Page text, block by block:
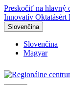
Preskočiť na hlavný
Innovatív Oktatásért
Slovenčina
Slovenčina
Magyar